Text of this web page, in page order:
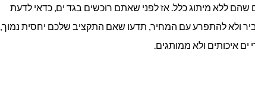
שהם ללא מיתוג כלל. אז לפני שאתם רוכשים בגד ים, כדאי לדעת
ולא להתפרע עם המחיר, תדעו שאם התקציב שלכם יחסית נמוך,
איכותים ולא ממותגים.